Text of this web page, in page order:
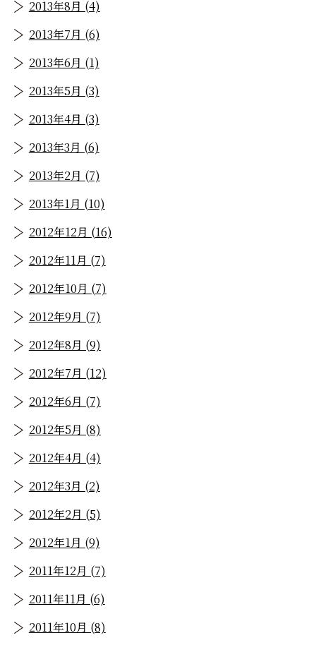
2013年8月 (4)
2013年7月 (6)
2013年6月 (1)
2013年5月 (3)
2013年4月 (3)
2013年3月 (6)
2013年2月 (7)
2013年1月 (10)
2012年12月 (16)
2012年11月 (7)
2012年10月 (7)
2012年9月 (7)
2012年8月 (9)
2012年7月 (12)
2012年6月 (7)
2012年5月 (8)
2012年4月 (4)
2012年3月 (2)
2012年2月 (5)
2012年1月 (9)
2011年12月 (7)
2011年11月 (6)
2011年10月 (8)